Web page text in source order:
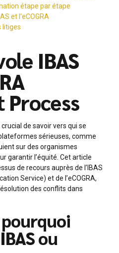
étape par étape
et l’eCOGRA
litiges
IBAS
Process
crucial de savoir vers qui se
sérieuses, comme
sur des organismes
garantir l’équité. Cet article
de recours auprès de l’IBAS
Service) et de l’eCOGRA,
des conflits dans
ou